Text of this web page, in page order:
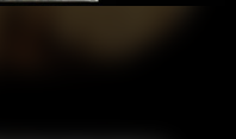
台灣及其後版本(CC BY-NC 3.0 TW +)